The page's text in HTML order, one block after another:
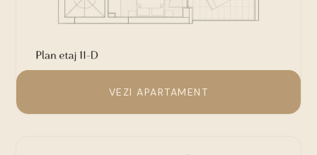
VEZI APARTAMENT